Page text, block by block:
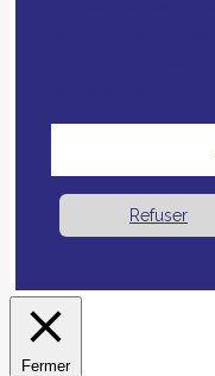
Refuser
Fermer